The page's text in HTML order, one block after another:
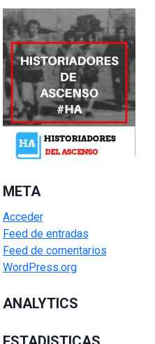
META
Acceder
Feed de entradas
Feed de comentarios
WordPress.org
ANALYTICS